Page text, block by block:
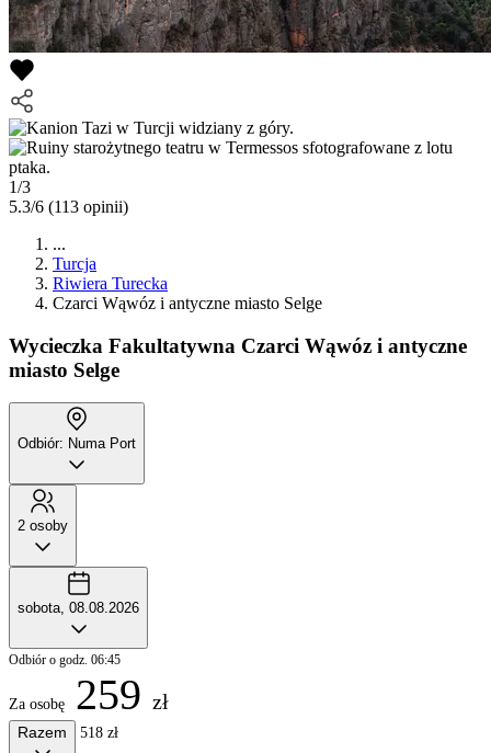
1/3
5.3/6 (113 opinii)
...
Turcja
Riwiera Turecka
Czarci Wąwóz i antyczne miasto Selge
Wycieczka Fakultatywna Czarci Wąwóz i antyczne
miasto Selge
Odbiór: Numa Port
2 osoby
sobota, 08.08.2026
Odbiór o godz. 06:45
Za osobę 259 zł
Razem 518 zł